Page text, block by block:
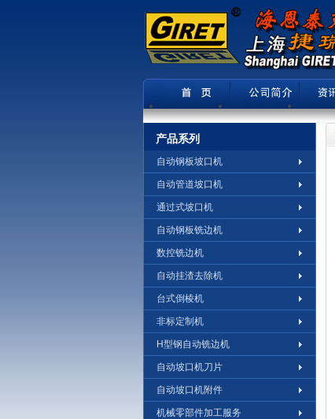
产品系列
自动钢板坡口机
自动管道坡口机
通过式坡口机
自动钢板铣边机
数控铣边机
自动挂渣去除机
台式倒棱机
非标定制机
H型钢自动铣边机
自动坡口机刀片
自动坡口机附件
机械零部件加工服务